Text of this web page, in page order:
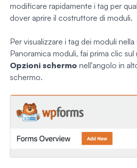
modificare rapidamente i tag per
dover aprire il costruttore di moduli.
Per visualizzare i tag dei moduli
Panoramica moduli, fai prima clic sul
Opzioni schermo nell'angolo in
schermo.